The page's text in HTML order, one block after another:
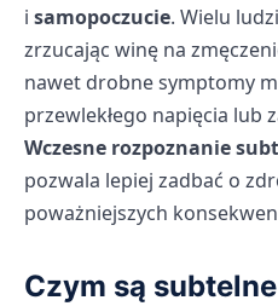
i samopoczucie. Wielu
zrzucając winę na
nawet drobne symptomy
przewlekłego napięcia lub
Wczesne rozpoznanie
pozwala lepiej zadbać o
poważniejszych
Czym są